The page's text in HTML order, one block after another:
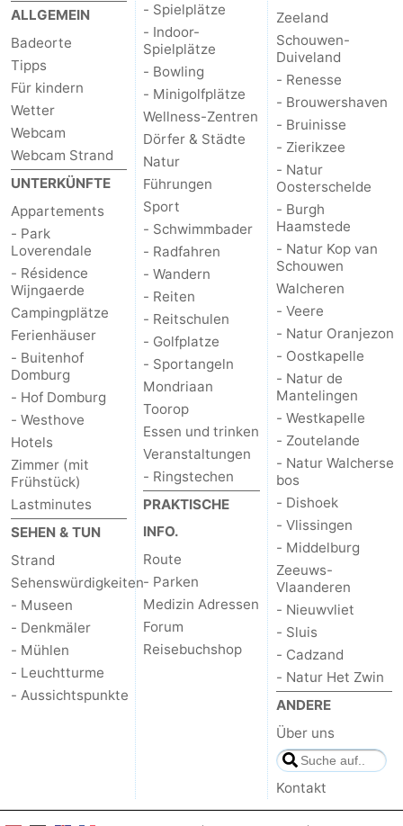
ALLGEMEIN
Badeorte
Tipps
Für kindern
Wetter
Webcam
Webcam Strand
UNTERKÜNFTE
Appartements
- Park
Loverendale
- Résidence
Wijngaerde
Campingplätze
Ferienhäuser
- Buitenhof
Domburg
- Hof Domburg
- Westhove
Hotels
Zimmer (mit
Frühstück)
Lastminutes
SEHEN & TUN
Strand
Sehenswürdigkeiten
- Museen
- Denkmäler
- Mühlen
- Leuchtturme
- Aussichtspunkte
- Spielplätze
- Indoor-
Spielplätze
- Bowling
- Minigolfplätze
Wellness-Zentren
Dörfer & Städte
Natur
Führungen
Sport
- Schwimmbader
- Radfahren
- Wandern
- Reiten
- Reitschulen
- Golfplatze
- Sportangeln
Mondriaan
Toorop
Essen und trinken
Veranstaltungen
- Ringstechen
PRAKTISCHE
INFO.
Route
- Parken
Medizin Adressen
Forum
Reisebuchshop
Zeeland
Schouwen-
Duiveland
- Renesse
- Brouwershaven
- Bruinisse
- Zierikzee
- Natur
Oosterschelde
- Burgh
Haamstede
- Natur Kop van
Schouwen
Walcheren
- Veere
- Natur Oranjezon
- Oostkapelle
- Natur de
Mantelingen
- Westkapelle
- Zoutelande
- Natur Walcherse
bos
- Dishoek
- Vlissingen
- Middelburg
Zeeuws-
Vlaanderen
- Nieuwvliet
- Sluis
- Cadzand
- Natur Het Zwin
ANDERE
Über uns
Kontakt